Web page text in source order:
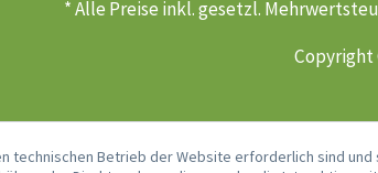
* Alle Preise inkl. gesetzl.
Copyright
technischen Betrieb der Website erforderlich sind